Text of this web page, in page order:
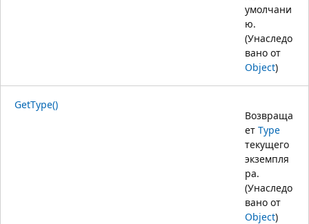
умолчани
ю.
(Унаследо
вано от
Object)
GetType()
Возвраща
ет Type
текущего
экземпля
ра.
(Унаследо
вано от
Object)